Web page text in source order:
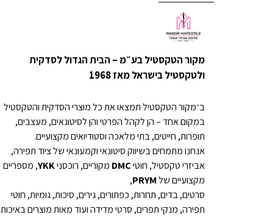
מקור הטקסטיל בע״מ – הבית הגדול לסדקית
ולטקסטיל בישראל מאז 1968
ב־מקור הטקסטיל תמצאו את כל מוצרי הסדקית והטקסטיל
במקום אחד – הן לקהל הפרטי והן לסיטונאים, מעצבים,
תופרות, חייטים, בתי מלאכה וסטודיואים מקצועיים.
אנחנו מתמחים בשיווק סיטונאי וקמעונאי של ציוד תפירה,
אביזרי טקסטיל, חוטיDMC מקוריים, רוכסניYKK, מספריים
מקצועיים שלPRYM
,
סרטים, בדים, תחרות, כפתורים, גירים, סיכות, גומיות, חוטי
תפירה, מנקי תפרים, סרטי מדידה ועוד מאות מוצרים באיכות